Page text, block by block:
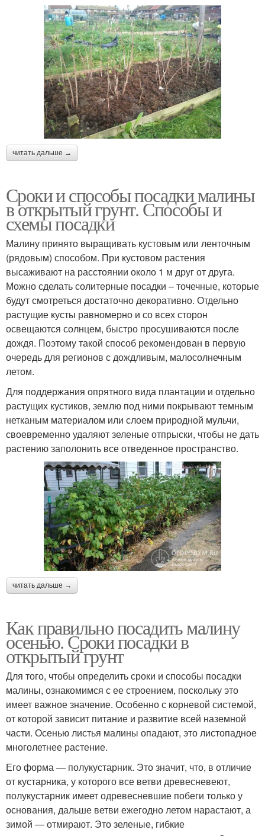
читать дальше →
Сроки и способы посадки малины
в открытый грунт. Способы и
схемы посадки
Малину принято выращивать кустовым или ленточным
(рядовым) способом. При кустовом растения
высаживают на расстоянии около 1 м друг от друга.
Можно сделать солитерные посадки – точечные, которые
будут смотреться достаточно декоративно. Отдельно
растущие кусты равномерно и со всех сторон
освещаются солнцем, быстро просушиваются после
дождя. Поэтому такой способ рекомендован в первую
очередь для регионов с дождливым, малосолнечным
летом.
Для поддержания опрятного вида плантации и отдельно
растущих кустиков, землю под ними покрывают темным
нетканым материалом или слоем природной мульчи,
своевременно удаляют зеленые отпрыски, чтобы не дать
растению заполонить все отведенное пространство.
читать дальше →
Как правильно посадить малину
осенью. Сроки посадки в
открытый грунт
Для того, чтобы определить сроки и способы посадки
малины, ознакомимся с ее строением, поскольку это
имеет важное значение. Особенно с корневой системой,
от которой зависит питание и развитие всей наземной
части. Осенью листья малины опадают, это листопадное
многолетнее растение.
Его форма — полукустарник. Это значит, что, в отличие
от кустарника, у которого все ветви древесневеют,
полукустарник имеет одревесневшие побеги только у
основания, дальше ветви ежегодно летом нарастают, а
зимой — отмирают. Это зеленые, гибкие